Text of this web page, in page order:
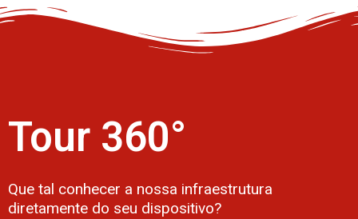
Tour 360°
Que tal conhecer a nossa infraestrutura
diretamente do seu dispositivo?